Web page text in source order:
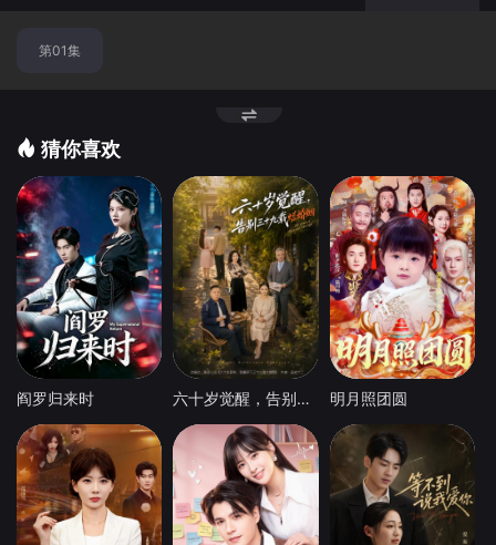
第01集
猜你喜欢
阎罗归来时 六十岁觉醒，告别三十九载烂婚姻 明月照团圆